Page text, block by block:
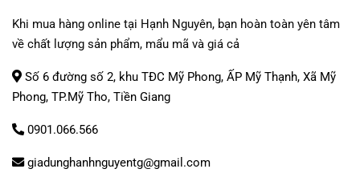
Khi mua hàng online tại Hạnh Nguyên, bạn hoàn toàn yên tâm
về chất lượng sản phẩm, mẩu mã và giá cả
Số 6 đường số 2, khu TĐC Mỹ Phong, ẤP Mỹ Thạnh, Xã Mỹ
Phong, TP.Mỹ Tho, Tiền Giang
0901.066.566
giadunghanhnguyentg@gmail.com